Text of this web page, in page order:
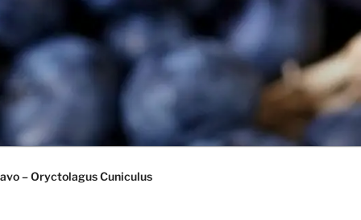
– Oryctolagus Cuniculus